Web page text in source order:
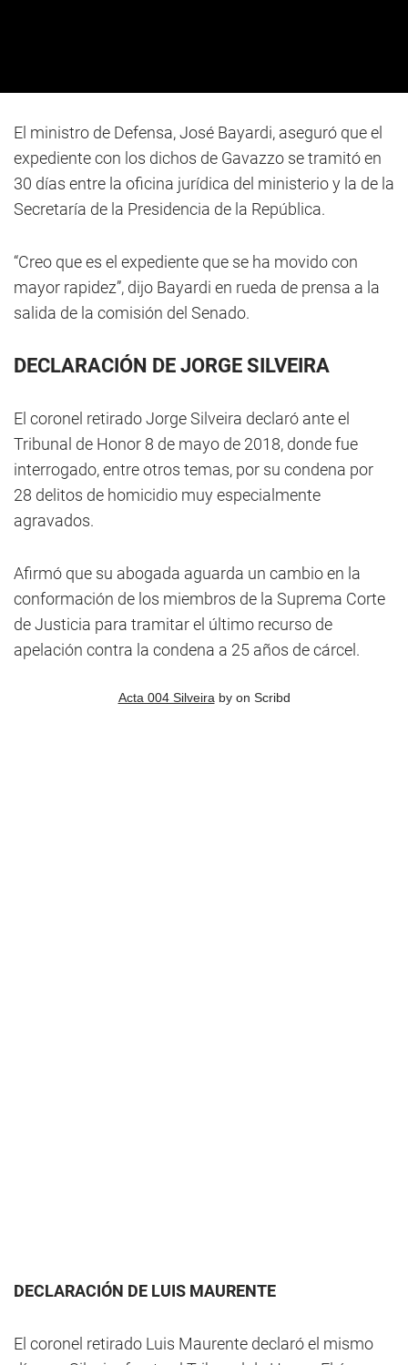
El ministro de Defensa, José Bayardi, aseguró que el
expediente con los dichos de Gavazzo se tramitó en
30 días entre la oficina jurídica del ministerio y la de la
Secretaría de la Presidencia de la República.
“Creo que es el expediente que se ha movido con
mayor rapidez”, dijo Bayardi en rueda de prensa a la
salida de la comisión del Senado.
DECLARACIÓN DE JORGE SILVEIRA
El coronel retirado Jorge Silveira declaró ante el
Tribunal de Honor 8 de mayo de 2018, donde fue
interrogado, entre otros temas, por su condena por
28 delitos de homicidio muy especialmente
agravados.
Afirmó que su abogada aguarda un cambio en la
conformación de los miembros de la Suprema Corte
de Justicia para tramitar el último recurso de
apelación contra la condena a 25 años de cárcel.
Acta 004 Silveira by on Scribd
DECLARACIÓN DE LUIS MAURENTE
El coronel retirado Luis Maurente declaró el mismo